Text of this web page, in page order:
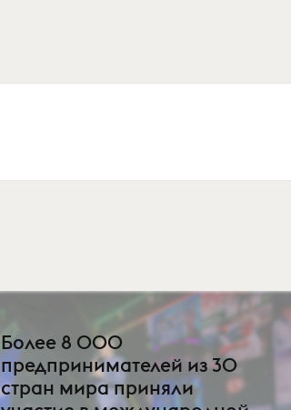
Более 8 000
предпринимателей из 30
стран мира приняли